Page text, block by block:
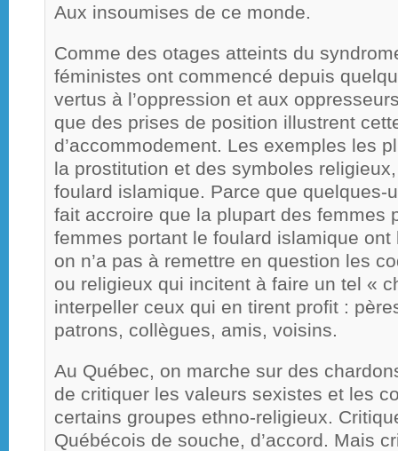
Aux insoumises de ce monde.
Comme des otages atteints du
féministes ont commencé depuis
vertus à l’oppression et aux
que des prises de position illustrent
d’accommodement. Les exemples les
la prostitution et des symboles
foulard islamique. Parce que quelques-
fait accroire que la plupart des femmes
femmes portant le foulard islamique ont
on n’a pas à remettre en question les
ou religieux qui incitent à faire un tel «
interpeller ceux qui en tirent profit :
patrons, collègues, amis, voisins.
Au Québec, on marche sur des
de critiquer les valeurs sexistes et les
certains groupes ethno-religieux.
Québécois de souche, d’accord. Mais